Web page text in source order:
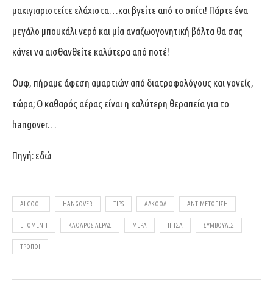
μακιγιαριστείτε ελάχιστα…και βγείτε από το σπίτι! Πάρτε ένα
μεγάλο μπουκάλι νερό και μία αναζωογονητική βόλτα θα σας
κάνει να αισθανθείτε καλύτερα από ποτέ!
Ουφ, πήραμε άφεση αμαρτιών από διατροφολόγους και γονείς,
τώρα; Ο καθαρός αέρας είναι η καλύτερη θεραπεία για το
hangover…
Πηγή: εδώ
ALCOOL HANGOVER TIPS ΑΛΚΟΟΛ ΑΝΤΙΜΕΤΩΠΙΣΗ
ΕΠΌΜΕΝΗ ΚΑΘΑΡΌΣ ΑΈΡΑΣ ΜΈΡΑ ΠΊΤΣΑ ΣΥΜΒΟΥΛΈΣ
ΤΡΌΠΟΙ